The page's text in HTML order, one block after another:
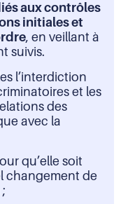
aux contrôles
initiales et
, en veillant à
suivis.
l’interdiction
et les
des
avec la
qu’elle soit
changement de